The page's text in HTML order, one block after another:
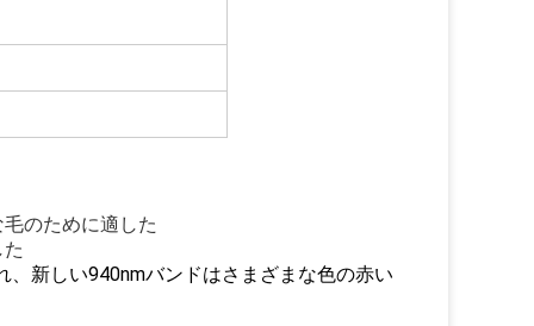
のために適した
新しい940nmバンドはさまざまな色の赤い